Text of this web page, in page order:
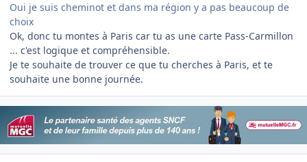
Oui je suis cheminot et dans ma région y a pas beaucoup de
choix
Ok, donc tu montes à Paris car tu as une carte Pass-Carmillon
... c'est logique et compréhensible.
Je te souhaite de trouver ce que tu cherches à Paris, et te
souhaite une bonne journée.